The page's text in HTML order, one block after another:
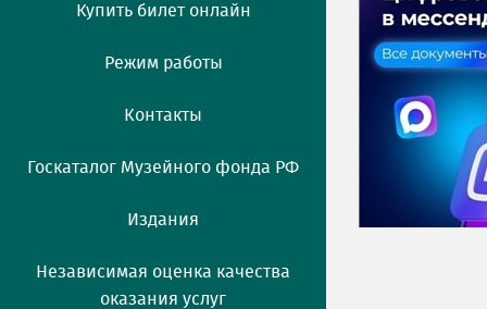
Купить билет онлайн
Режим работы
Контакты
Госкаталог Музейного фонда РФ
Издания
Независимая оценка качества
оказания услуг